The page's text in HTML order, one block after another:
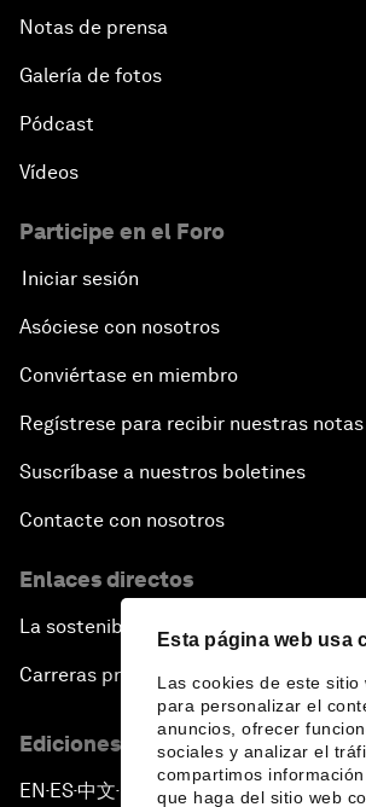
Esta página web usa
Las cookies de este sitio
para personalizar el
anuncios, ofrecer
sociales y analizar el
compartimos
que haga del sitio web
Notas de prensa
Galería de fotos
Pódcast
Vídeos
Participe en el Foro
Iniciar sesión
Asóciese con nosotros
Conviértase en miembro
Regístrese para recibir nuestras
Suscríbase a nuestros boletines
Contacte con nosotros
Enlaces directos
La sostenibilidad en el Foro
Carreras profesionales
Ediciones en otros idiomas
EN ▪ES▪中文▪ 日本語